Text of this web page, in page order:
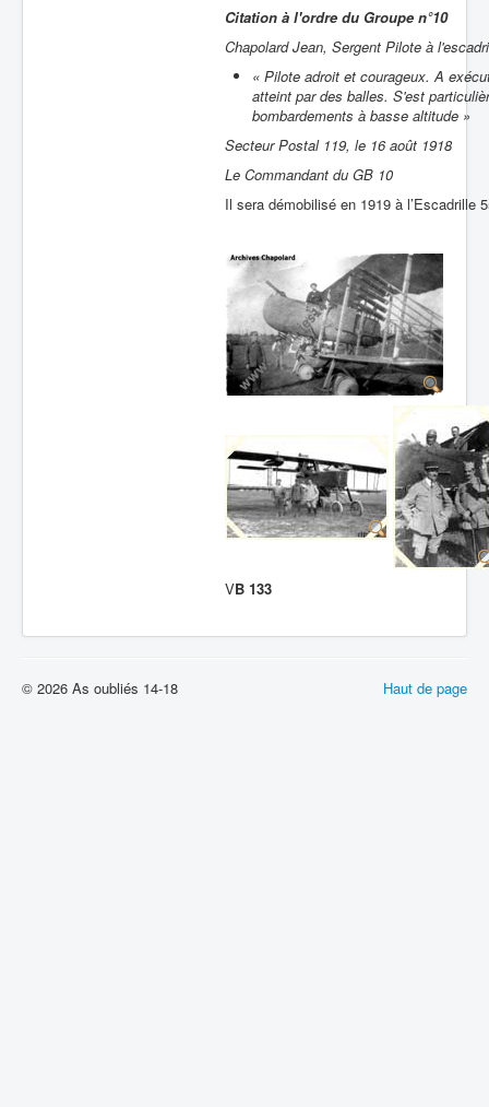
Citation à l'ordre du Groupe n°10
Chapolard Jean, Sergent Pilote à
« Pilote adroit et courageux. A
atteint par des balles. S'est
bombardements à basse altitude »
Secteur Postal 119, le 16 août 1918
Le Commandant du GB 10
Il sera démobilisé en 1919 à l’Escadrille
VB 133
Haut de page
© 2026 As oubliés 14-18